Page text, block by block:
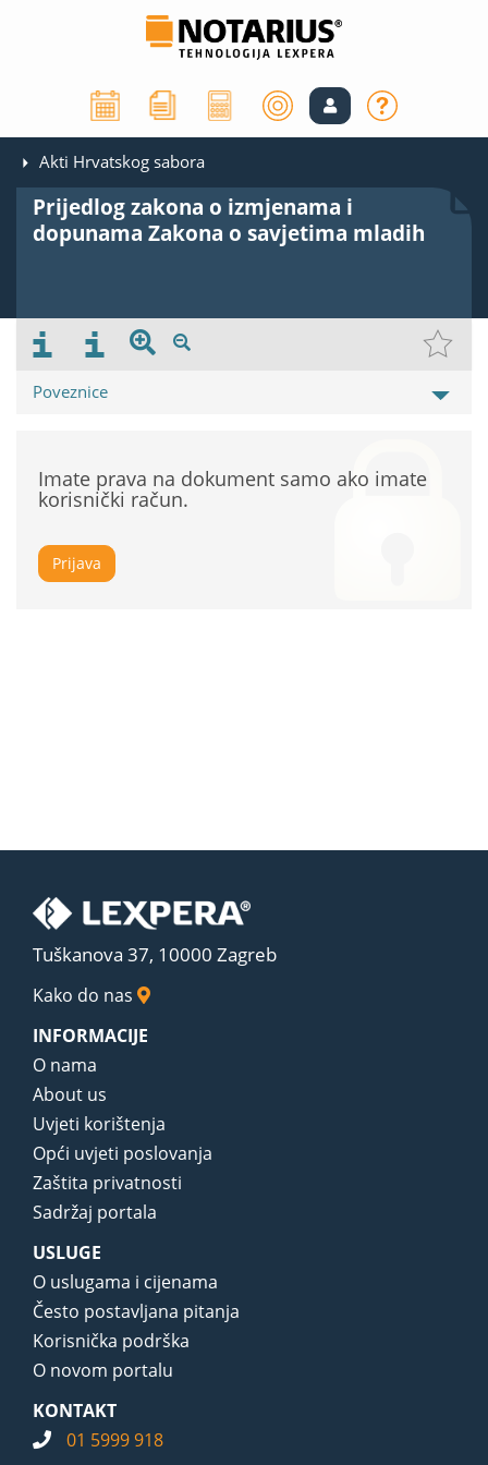
Akti Hrvatskog sabora
Prijedlog zakona o izmjenama i
dopunama Zakona o savjetima mladih
Poveznice
Imate prava na dokument samo ako imate
korisnički račun.
Prijava
Tuškanova 37, 10000 Zagreb
Kako do nas
INFORMACIJE
O nama
About us
Uvjeti korištenja
Opći uvjeti poslovanja
Zaštita privatnosti
Sadržaj portala
USLUGE
O uslugama i cijenama
Često postavljana pitanja
Korisnička podrška
O novom portalu
KONTAKT
01 5999 918